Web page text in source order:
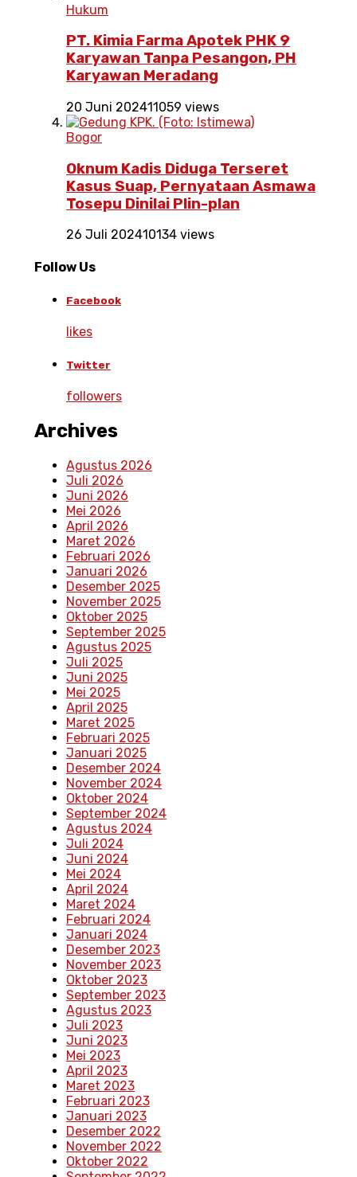
Hukum
PT. Kimia Farma Apotek PHK 9
Karyawan Tanpa Pesangon, PH
Karyawan Meradang
20 Juni 202411059 views
Bogor
Oknum Kadis Diduga Terseret
Kasus Suap, Pernyataan Asmawa
Tosepu Dinilai Plin-plan
26 Juli 202410134 views
Follow Us
Facebook
likes
Twitter
followers
Archives
Agustus 2026
Juli 2026
Juni 2026
Mei 2026
April 2026
Maret 2026
Februari 2026
Januari 2026
Desember 2025
November 2025
Oktober 2025
September 2025
Agustus 2025
Juli 2025
Juni 2025
Mei 2025
April 2025
Maret 2025
Februari 2025
Januari 2025
Desember 2024
November 2024
Oktober 2024
September 2024
Agustus 2024
Juli 2024
Juni 2024
Mei 2024
April 2024
Maret 2024
Februari 2024
Januari 2024
Desember 2023
November 2023
Oktober 2023
September 2023
Agustus 2023
Juli 2023
Juni 2023
Mei 2023
April 2023
Maret 2023
Februari 2023
Januari 2023
Desember 2022
November 2022
Oktober 2022